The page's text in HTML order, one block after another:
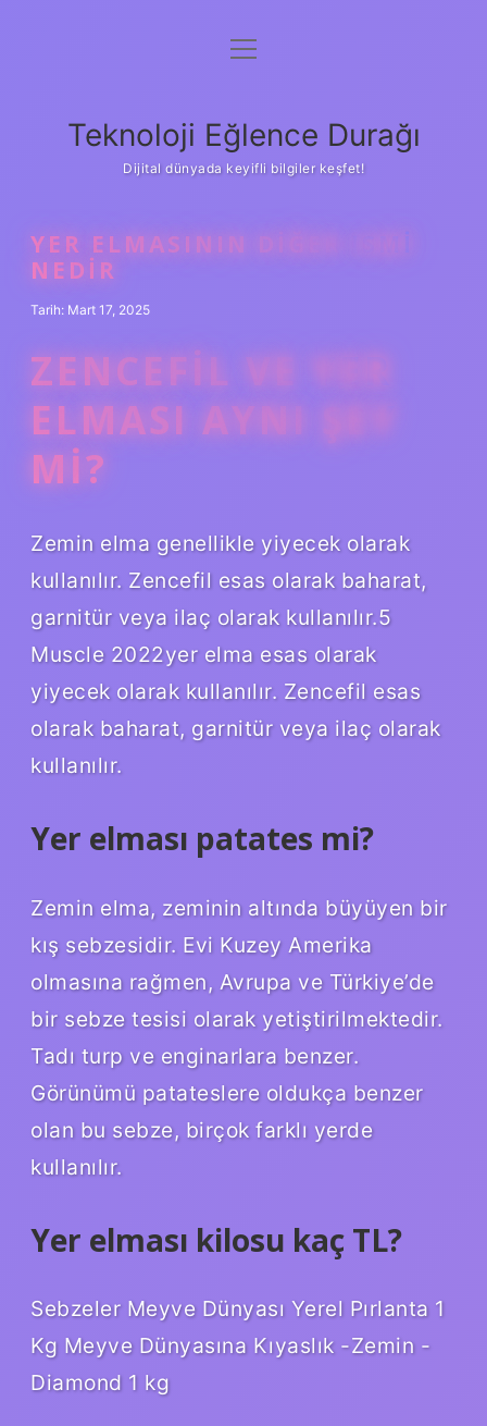
Anasayfa
Yasal Uyarı
menüyü
Teknoloji Eğlence Durağı
Dijital dünyada keyifli bilgiler keşfet!
YER ELMASININ DIĞER ISMI
NEDIR
Tarih: Mart 17, 2025
ZENCEFIL VE YER
ELMASI AYNI ŞEY
MI?
Zemin elma genellikle yiyecek olarak
kullanılır. Zencefil esas olarak baharat,
garnitür veya ilaç olarak kullanılır.5
Muscle 2022yer elma esas olarak
yiyecek olarak kullanılır. Zencefil esas
olarak baharat, garnitür veya ilaç olarak
kullanılır.
Yer elması patates mi?
Zemin elma, zeminin altında büyüyen bir
kış sebzesidir. Evi Kuzey Amerika
olmasına rağmen, Avrupa ve Türkiye’de
bir sebze tesisi olarak yetiştirilmektedir.
Tadı turp ve enginarlara benzer.
Görünümü patateslere oldukça benzer
olan bu sebze, birçok farklı yerde
kullanılır.
Yer elması kilosu kaç TL?
Sebzeler Meyve Dünyası Yerel Pırlanta 1
Kg Meyve Dünyasına Kıyaslık -Zemin -
Diamond 1 kg